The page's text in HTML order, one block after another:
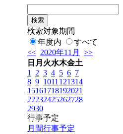
検索対象期間
年度内
すべて
<< 2020年11月
>>
日 月 火水木金土
1
2 3 4 5 6 7
8 9 1011 121314
15161718192021
22232425262728
2930
行事予定
月間行事予定